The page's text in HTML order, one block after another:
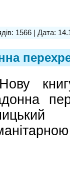
1566 | Дата:
Нову